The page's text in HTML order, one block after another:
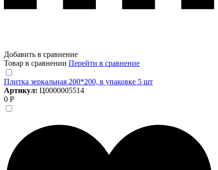
Добавить в сравнение
Товар в сравнении Перейти в сравнение
Плитка зеркальная 200*200, в упаковке 5 шт
Артикул: Ц0000005514
0 Р